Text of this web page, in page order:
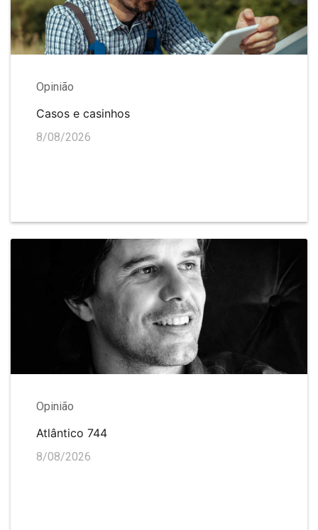
Opinião
Casos e casinhos
8/08/2026
Opinião
Atlântico 744
8/08/2026